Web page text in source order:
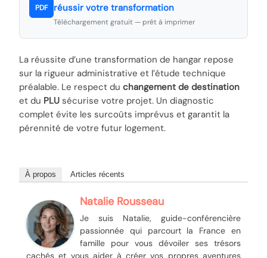
PDF
réussir votre transformation
Téléchargement gratuit — prêt à imprimer
La réussite d’une transformation de hangar repose
sur la rigueur administrative et l’étude technique
préalable. Le respect duchangement de destination
et du PLU sécurise votre projet. Un diagnostic
complet évite les surcoûts imprévus et garantit la
pérennité de votre futur logement.
À propos Articles récents
Natalie Rousseau
Je suis Natalie, guide-conférencière
passionnée qui parcourt la France en
famille pour vous dévoiler ses trésors
cachés et vous aider à créer vos propres aventures